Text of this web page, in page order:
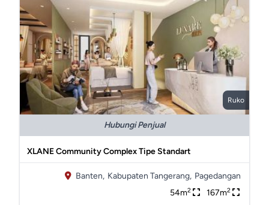
Ruko
Hubungi Penjual
XLANE Community Complex Tipe Standart
Banten, Kabupaten Tangerang, Pagedangan
54m2 167m2